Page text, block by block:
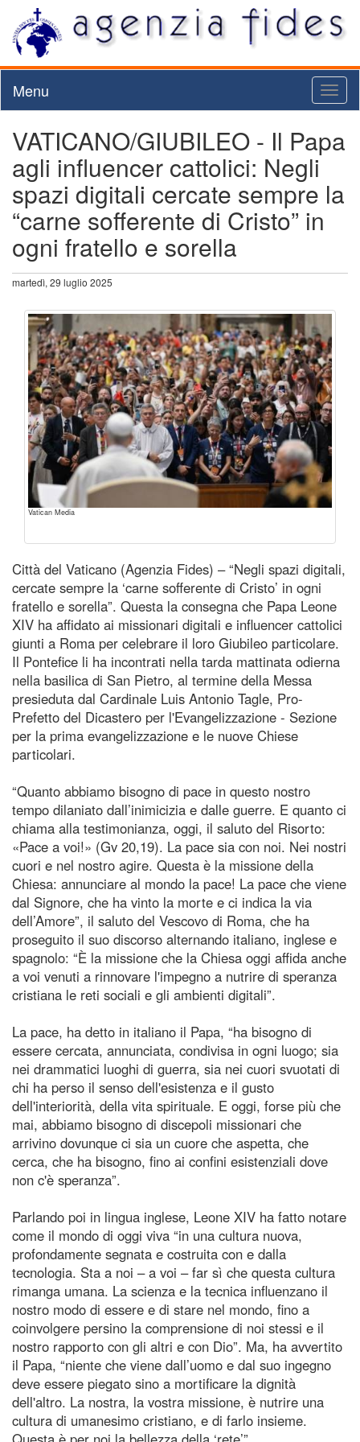
Menu
VATICANO/GIUBILEO - Il Papa
agli influencer cattolici: Negli
spazi digitali cercate sempre la
“carne sofferente di Cristo” in
ogni fratello e sorella
martedì, 29 luglio 2025
Vatican Media
Città del Vaticano (Agenzia Fides) – “Negli spazi digitali,
cercate sempre la ‘carne sofferente di Cristo’ in ogni
fratello e sorella”. Questa la consegna che Papa Leone
XIV ha affidato ai missionari digitali e influencer cattolici
giunti a Roma per celebrare il loro Giubileo particolare.
Il Pontefice li ha incontrati nella tarda mattinata odierna
nella basilica di San Pietro, al termine della Messa
presieduta dal Cardinale Luis Antonio Tagle, Pro-
Prefetto del Dicastero per l'Evangelizzazione - Sezione
per la prima evangelizzazione e le nuove Chiese
particolari.
“Quanto abbiamo bisogno di pace in questo nostro
tempo dilaniato dall’inimicizia e dalle guerre. E quanto ci
chiama alla testimonianza, oggi, il saluto del Risorto:
«Pace a voi!» (Gv 20,19). La pace sia con noi. Nei nostri
cuori e nel nostro agire. Questa è la missione della
Chiesa: annunciare al mondo la pace! La pace che viene
dal Signore, che ha vinto la morte e ci indica la via
dell’Amore”, il saluto del Vescovo di Roma, che ha
proseguito il suo discorso alternando italiano, inglese e
spagnolo: “È la missione che la Chiesa oggi affida anche
a voi venuti a rinnovare l'impegno a nutrire di speranza
cristiana le reti sociali e gli ambienti digitali”.
La pace, ha detto in italiano il Papa, “ha bisogno di
essere cercata, annunciata, condivisa in ogni luogo; sia
nei drammatici luoghi di guerra, sia nei cuori svuotati di
chi ha perso il senso dell'esistenza e il gusto
dell'interiorità, della vita spirituale. E oggi, forse più che
mai, abbiamo bisogno di discepoli missionari che
arrivino dovunque ci sia un cuore che aspetta, che
cerca, che ha bisogno, fino ai confini esistenziali dove
non c'è speranza”.
Parlando poi in lingua inglese, Leone XIV ha fatto notare
come il mondo di oggi viva “in una cultura nuova,
profondamente segnata e costruita con e dalla
tecnologia. Sta a noi – a voi – far sì che questa cultura
rimanga umana. La scienza e la tecnica influenzano il
nostro modo di essere e di stare nel mondo, fino a
coinvolgere persino la comprensione di noi stessi e il
nostro rapporto con gli altri e con Dio”. Ma, ha avvertito
il Papa, “niente che viene dall’uomo e dal suo ingegno
deve essere piegato sino a mortificare la dignità
dell'altro. La nostra, la vostra missione, è nutrire una
cultura di umanesimo cristiano, e di farlo insieme.